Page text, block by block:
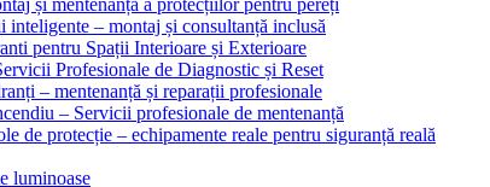
și mentenanță a protecțiilor pentru pereți
inteligente – montaj și consultanță inclusă
pentru Spații Interioare și Exterioare
Profesionale de Diagnostic și Reset
– mentenanță și reparații profesionale
– Servicii profesionale de mentenanță
de protecție – echipamente reale pentru siguranță reală
luminoase